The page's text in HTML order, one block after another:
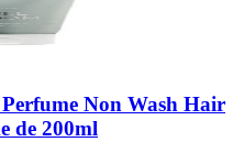
Non Wash Hair
de 200ml